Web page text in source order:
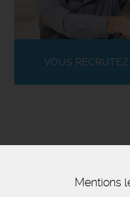
VOUS
Mentions